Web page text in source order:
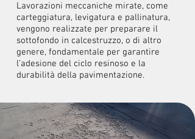
Lavorazioni meccaniche mirate, come
carteggiatura, levigatura e pallinatura,
vengono realizzate per preparare il
sottofondo in calcestruzzo, o di altro
genere, fondamentale per garantire
l’adesione del ciclo resinoso e la
durabilità della pavimentazione.